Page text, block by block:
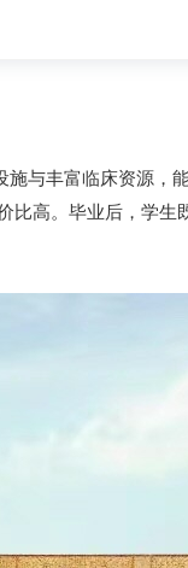
与丰富临床资源
高。毕业后，学